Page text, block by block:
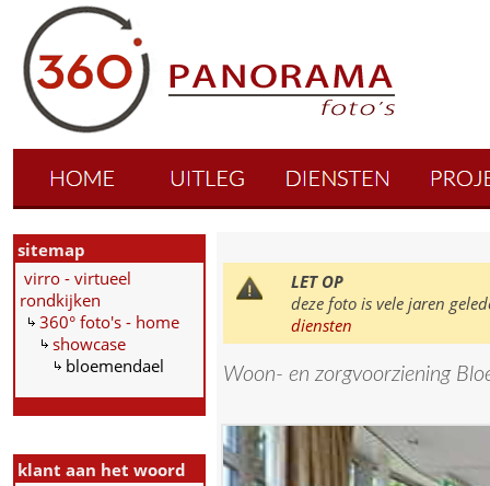
sitemap
virro - virtueel
rondkijken
360° foto's - home
showcase
bloemendael
klant aan het woord
LET OP
deze foto is vele jaren
diensten
Woon- en zorgvoorziening